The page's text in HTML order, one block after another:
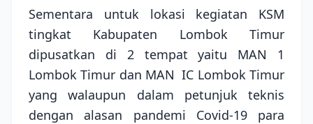
Sementara untuk lokasi kegiatan KSM
tingkat Kabupaten Lombok Timur
dipusatkan di 2 tempat yaitu MAN 1
Lombok Timur dan MAN IC Lombok Timur
yang walaupun dalam petunjuk teknis
dengan alasan pandemi Covid-19 para